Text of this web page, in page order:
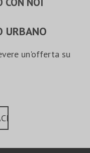
URBANO
un'offerta su